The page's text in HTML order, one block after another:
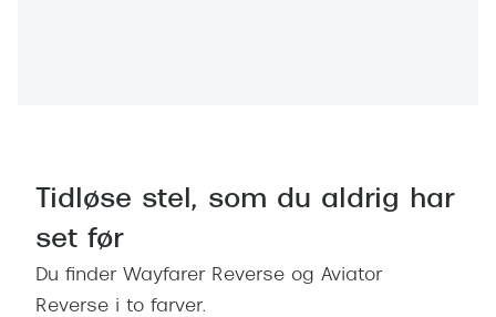
Tidløse stel, som du aldrig har
set før
Du finder Wayfarer Reverse og Aviator
Reverse i to farver.